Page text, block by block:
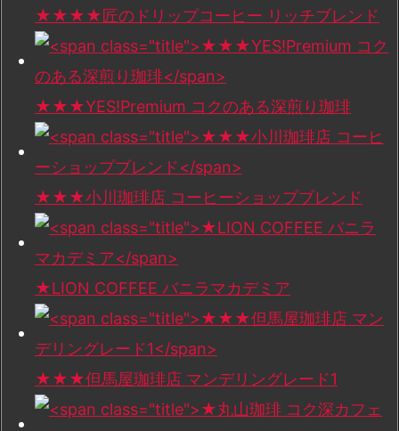
★★★★匠のドリップコーヒー リッチブレンド
★★★YES!Premium コクのある深煎り珈琲
★★★小川珈琲店 コーヒーショップブレンド
★LION COFFEE バニラマカデミア
★★★但馬屋珈琲店 マンデリングレード1